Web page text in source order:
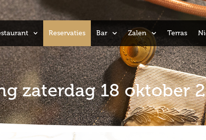
Reservaties Bar Zalen Terras
zaterdag 18 oktober